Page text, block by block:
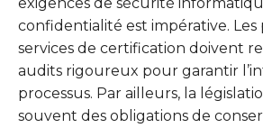
confidentialité est impérative. Les
services de certification doivent
audits rigoureux pour garantir
processus. Par ailleurs, la
souvent des obligations de